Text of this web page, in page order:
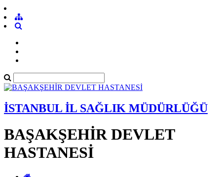
İSTANBUL İL SAĞLIK MÜDÜRLÜĞÜ
BAŞAKŞEHİR DEVLET
HASTANESİ